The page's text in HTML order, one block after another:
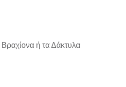
ή τα Δάκτυλα